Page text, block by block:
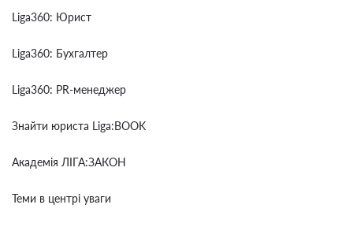
Liga360: Юрист
Liga360: Бухгалтер
Liga360: PR-менеджер
Знайти юриста Liga:BOOK
Академія ЛІГА:ЗАКОН
Теми в центрі уваги